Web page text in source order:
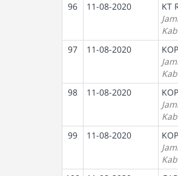
96 11-08-2020
KT
97 11-08-2020
98 11-08-2020
99 11-08-2020